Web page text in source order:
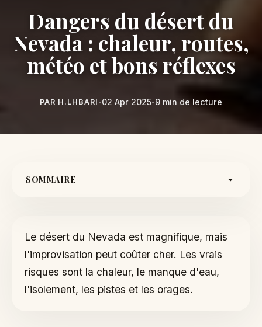
Dangers du désert du
Nevada : chaleur, routes,
météo et bons réflexes
PAR H.LHBARI •02 Apr 2025•9 min de lecture
SOMMAIRE
Routes, pistes et véhicule
Météo, orages et flash floods
Tableau des risques et réponses utiles
Faune, mines et curiosité dangereuse
Le désert du Nevada est magnifique, mais
l'improvisation peut coûter cher. Les vrais
risques sont la chaleur, le manque d'eau,
l'isolement, les pistes et les orages.